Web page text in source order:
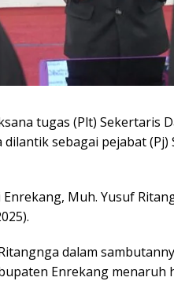
tugas (Plt) Sekertaris
sebagai pejabat
Muh. Yusuf
dalam
Enrekang menaruh